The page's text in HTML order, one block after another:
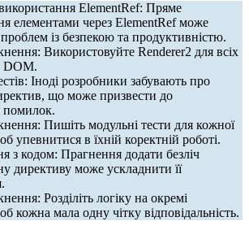
ElementRef: Пряме
елементами через ElementRef може
із безпекою та продуктивністю.
Використовуйте Renderer2 для всіх
DOM.
Іноді розробники забувають про
що може призвести до
помилок.
Пишіть модульні тести для кожної
упевнитися в їхній коректній роботі.
з кодом: Прагнення додати безліч
директиву може ускладнити її
Розділіть логіку на окремі
кожна мала одну чітку відповідальність.